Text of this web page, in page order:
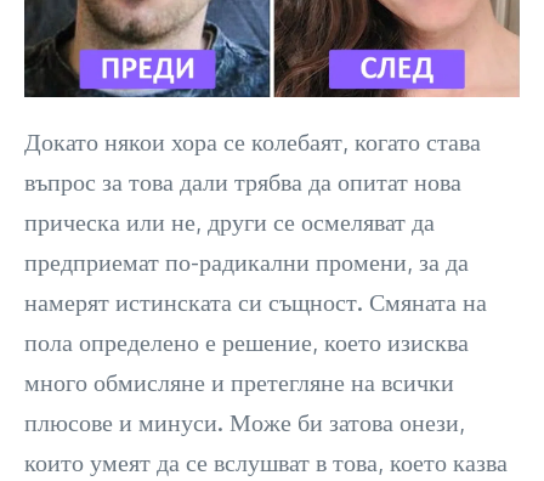
Докато някои хора се колебаят, когато става
въпрос за това дали трябва да опитат нова
прическа или не, други се осмеляват да
предприемат по-радикални промени, за да
намерят истинската си същност. Смяната на
пола определено е решение, което изисква
много обмисляне и претегляне на всички
плюсове и минуси. Може би затова онези,
които умеят да се вслушват в това, което казва